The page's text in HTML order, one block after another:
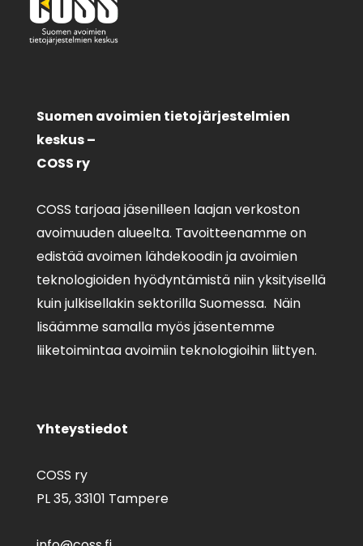
Suomen avoimien tietojärjestelmien
keskus –
COSS ry
COSS tarjoaa jäsenilleen laajan verkoston
avoimuuden alueelta. Tavoitteenamme on
edistää avoimen lähdekoodin ja avoimien
teknologioiden hyödyntämistä niin yksityisellä
kuin julkisellakin sektorilla Suomessa. Näin
lisäämme samalla myös jäsentemme
liiketoimintaa avoimiin teknologioihin liittyen.
Yhteystiedot
COSS ry
PL 35,33101 Tampere